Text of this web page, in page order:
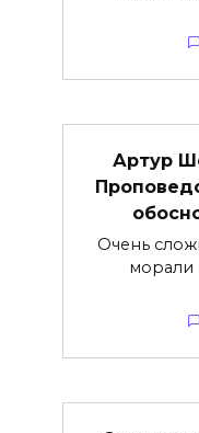
Артур
Очень
морали